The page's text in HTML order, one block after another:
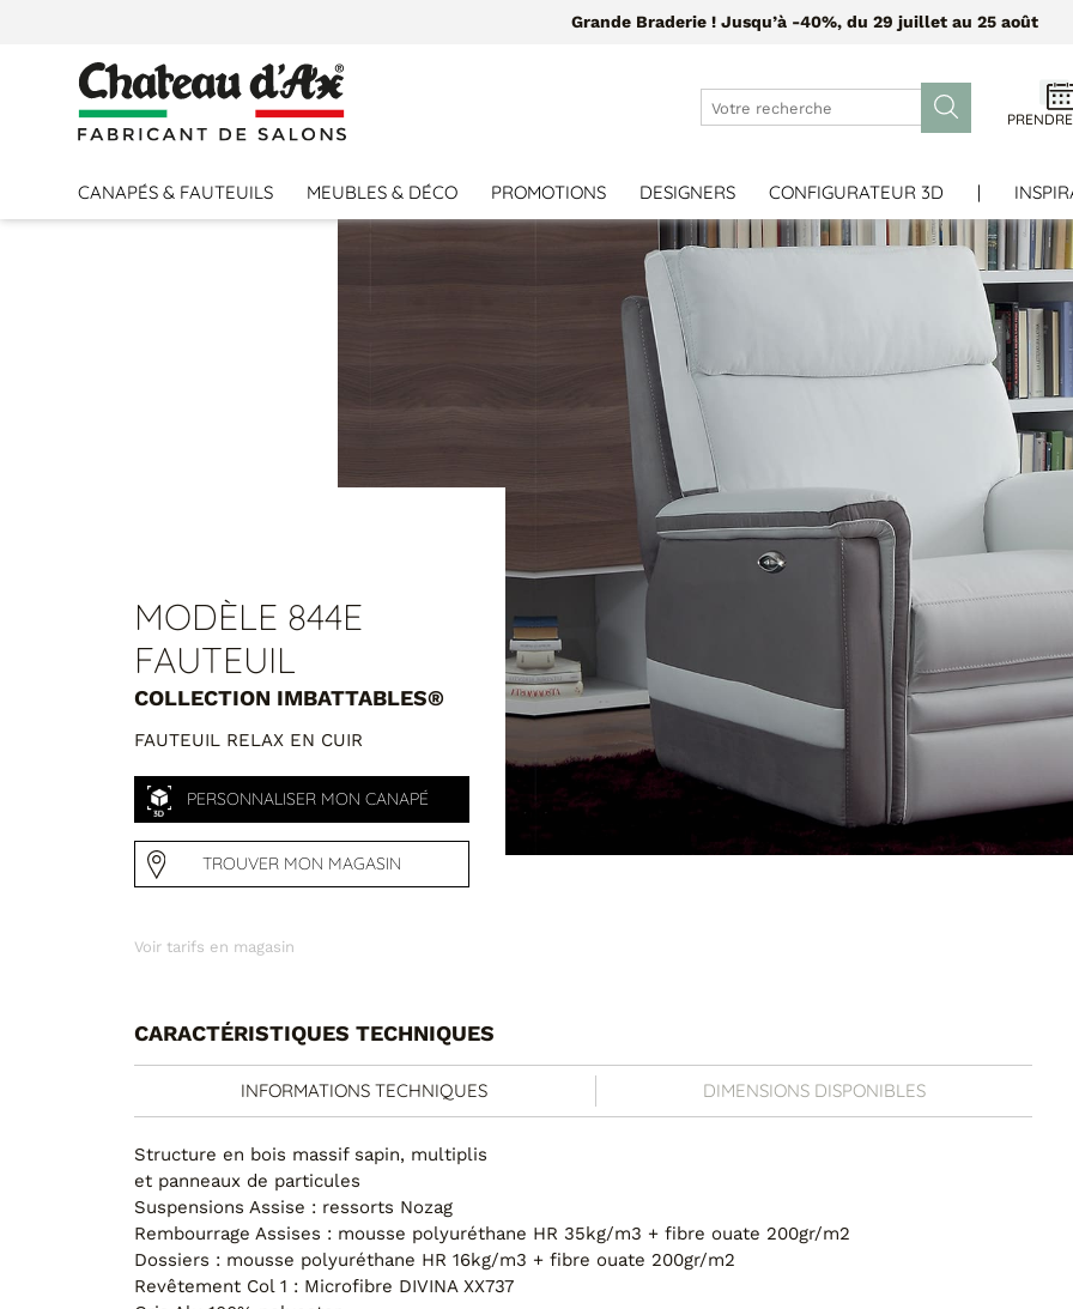
Grande Braderie ! Jusqu’à -40%, du 29 juillet au 25 août
CANAPÉS & FAUTEUILS MEUBLES & DÉCO PROMOTIONS DESIGNERS CONFIGURATEUR 3D |
MODÈLE 844E
FAUTEUIL
COLLECTION IMBATTABLES®
FAUTEUIL RELAX EN CUIR
PERSONNALISER MON CANAPÉ
PERSONNALISER VOTRE CANAPÉ
MODÈLE
Cat 5 : Cuir Luxury
Cat B : Tissu B
Cat Extra : Tissu Extra
Cat Spécial : Tissu Spécial
COLORIS 2
Cat 1 : Cuir Family
Cat 5 : Cuir Luxury
Cat Extra : Tissu Extra
Cat Spécial : Tissu Spécial
TROUVER MON MAGASIN
Voir tarifs en magasin
CARACTÉRISTIQUES TECHNIQUES
INFORMATIONS TECHNIQUES
Structure en bois massif sapin, multiplis
et panneaux de particules
Suspensions Assise : ressorts Nozag
Rembourrage Assises : mousse polyuréthane HR 35kg/m3 + fibre ouate 200gr/m2
Dossiers : mousse polyuréthane HR 16kg/m3 + fibre ouate 200gr/m2
Revêtement Col 1 : Microfibre DIVINA XX737
DIMENSIONS DISPONIBLES